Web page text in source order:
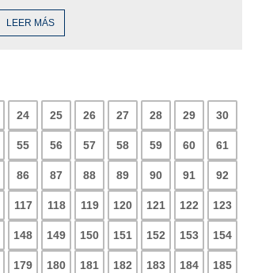
LEER MÁS
24 25 26 27 28 29 30
55 56 57 58 59 60 61
86 87 88 89 90 91 92
117 118 119 120 121 122 123
148 149 150 151 152 153 154
179 180 181 182 183 184 185